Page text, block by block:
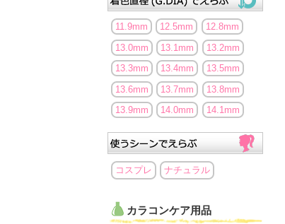
11.9mm 12.5mm
12.8mm
13.0mm
13.1mm
13.2mm
13.3mm
13.4mm
13.5mm
13.6mm
13.7mm
13.8mm
13.9mm
14.0mm 14.1mm
コスプレ ナチュラル
カラコンケア用品